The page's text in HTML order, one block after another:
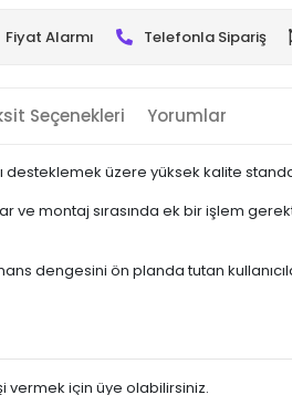
Fiyat Alarmı Telefonla Sipariş
Seçenekleri Yorumlar
desteklemek üzere yüksek kalite
montaj sırasında ek bir işlem
dengesini ön planda tutan
vermek için üye olabilirsiniz.